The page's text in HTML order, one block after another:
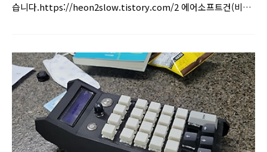
습니다.https://heon2slow.tistory.com/2 에어소프트건(비비
습니다; (이제부터 구구절절 설명..) 1. 만들게 된 계기. 저는 여러
취미를 갖고 있는데 그 중 하나는 에어소프트건(비비탄
총)www.choogo.net이 시스템은 "유선으로" 연결된 메인콘트
롤러와 4개의 타겟유닛으로 구성되어 있습니다.처음에는 문제 없
이 잘 사용했지만, 시간이 지나면서 서브유닛과 메인콘트롤러를
연결하는 케이블에서 여러 가지 문제가 발생하기 시작했습니다.
납땜이 떨어지거나, 노이즈로 인해 오작동이 발생하는 등의 문제